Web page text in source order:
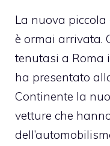
La nuova
è ormai arrivata.
tenutasi a Roma
ha presentato
Continente la
vetture che